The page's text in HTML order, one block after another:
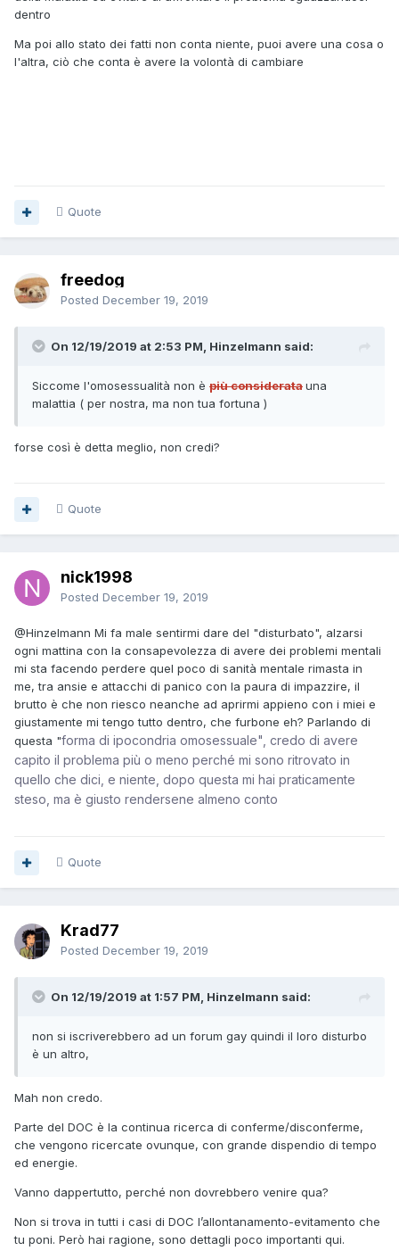
dentro
Ma poi allo stato dei fatti non conta niente, puoi avere una cosa o
l'altra, ciò che conta è avere la volontà di cambiare
Quote
freedog
Posted December 19, 2019
On 12/19/2019 at 2:53 PM, Hinzelmann said:
Siccome l'omosessualità non è più consideratauna
malattia ( per nostra, ma non tua fortuna )
forse così è detta meglio, non credi?
Quote
nick1998
Posted December 19, 2019
@Hinzelmann Mi fa male sentirmi dare del "disturbato", alzarsi
ogni mattina con la consapevolezza di avere dei problemi mentali
mi sta facendo perdere quel poco di sanità mentale rimasta in
me, tra ansie e attacchi di panico con la paura di impazzire, il
brutto è che non riesco neanche ad aprirmi appieno con i miei e
giustamente mi tengo tutto dentro, che furbone eh? Parlando di
questa "forma di ipocondria omosessuale", credo di avere
capito il problema più o meno perché mi sono ritrovato in
quello che dici, e niente, dopo questa mi hai praticamente
steso, ma è giusto rendersene almeno conto
Quote
Krad77
Posted December 19, 2019
On 12/19/2019 at 1:57 PM, Hinzelmann said:
non si iscriverebbero ad un forum gay quindi il loro disturbo
è un altro,
Mah non credo.
Parte del DOC è la continua ricerca di conferme/disconferme,
che vengono ricercate ovunque, con grande dispendio di tempo
ed energie.
Vanno dappertutto, perché non dovrebbero venire qua?
Non si trova in tutti i casi di DOC l’allontanamento-evitamento che
tu poni. Però hai ragione, sono dettagli poco importanti qui.